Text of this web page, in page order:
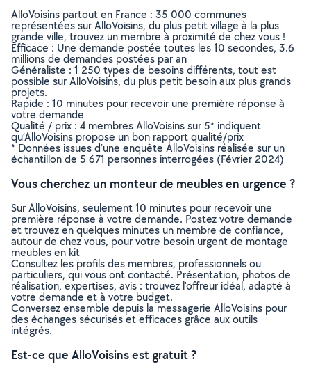
AlloVoisins partout en France : 35 000 communes
représentées sur AlloVoisins, du plus petit village à la plus
grande ville, trouvez un membre à proximité de chez vous !
Efficace : Une demande postée toutes les 10 secondes, 3.6
millions de demandes postées par an
Généraliste : 1 250 types de besoins différents, tout est
possible sur AlloVoisins, du plus petit besoin aux plus grands
projets.
Rapide : 10 minutes pour recevoir une première réponse à
votre demande
Qualité / prix : 4 membres AlloVoisins sur 5* indiquent
qu’AlloVoisins propose un bon rapport qualité/prix
* Données issues d’une enquête AlloVoisins réalisée sur un
échantillon de 5 671 personnes interrogées (Février 2024)
Vous cherchez un monteur de meubles en urgence ?
Sur AlloVoisins, seulement 10 minutes pour recevoir une
première réponse à votre demande. Postez votre demande
et trouvez en quelques minutes un membre de confiance,
autour de chez vous, pour votre besoin urgent de montage
meubles en kit
Consultez les profils des membres, professionnels ou
particuliers, qui vous ont contacté. Présentation, photos de
réalisation, expertises, avis : trouvez l'offreur idéal, adapté à
votre demande et à votre budget.
Conversez ensemble depuis la messagerie AlloVoisins pour
des échanges sécurisés et efficaces grâce aux outils
intégrés.
Est-ce que AlloVoisins est gratuit ?